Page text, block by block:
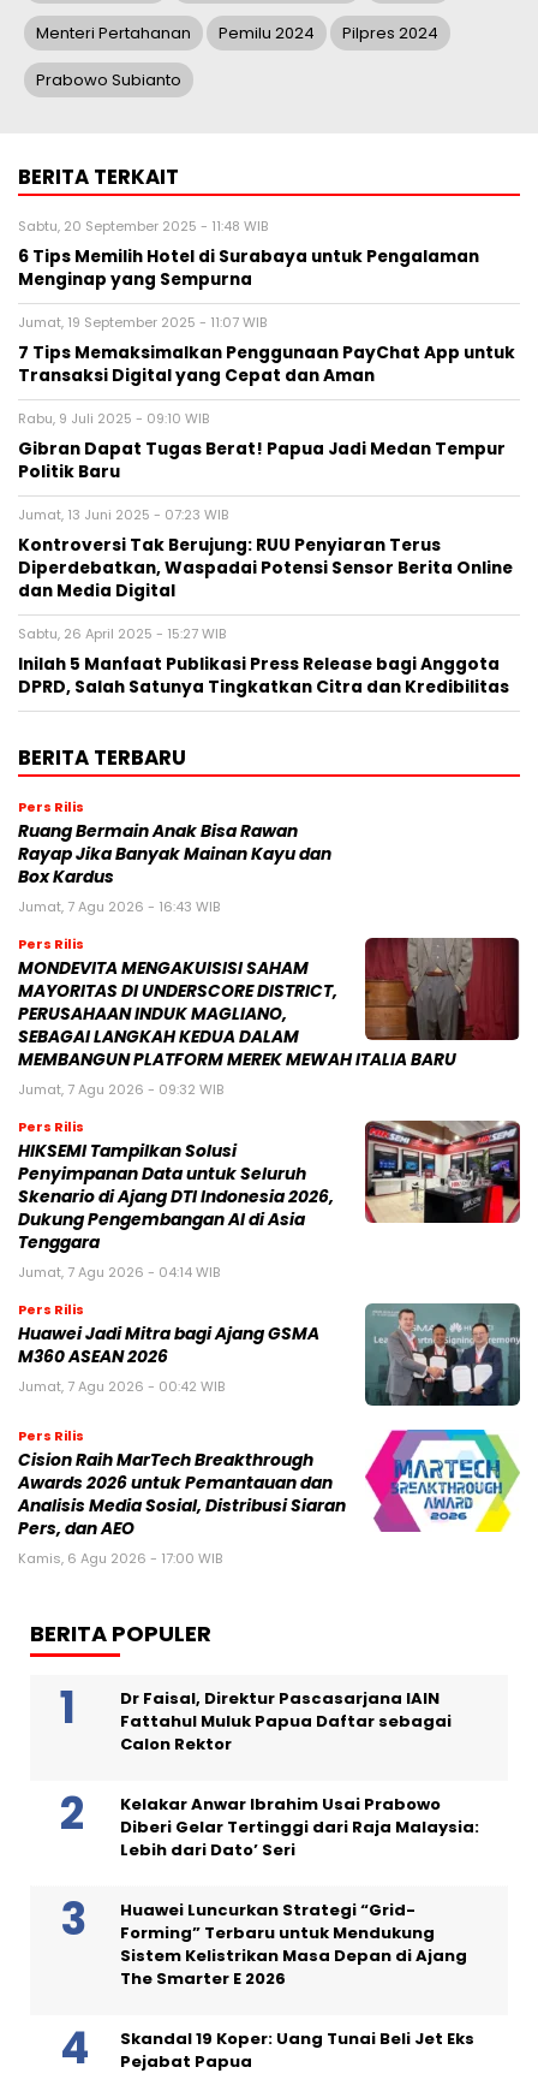
Menteri Pertahanan Pemilu 2024 Pilpres 2024
Prabowo Subianto
BERITA TERKAIT
Sabtu, 20 September 2025 - 11:48 WIB
6 Tips Memilih Hotel di Surabaya untuk Pengalaman
Menginap yang Sempurna
Jumat, 19 September 2025 - 11:07 WIB
7 Tips Memaksimalkan Penggunaan PayChat App untuk
Transaksi Digital yang Cepat dan Aman
Rabu, 9 Juli 2025 - 09:10 WIB
Gibran Dapat Tugas Berat! Papua Jadi Medan Tempur
Politik Baru
Jumat, 13 Juni 2025 - 07:23 WIB
Kontroversi Tak Berujung: RUU Penyiaran Terus
Diperdebatkan, Waspadai Potensi Sensor Berita Online
dan Media Digital
Sabtu, 26 April 2025 - 15:27 WIB
Inilah 5 Manfaat Publikasi Press Release bagi Anggota
DPRD, Salah Satunya Tingkatkan Citra dan Kredibilitas
BERITA TERBARU
Pers Rilis
Ruang Bermain Anak Bisa Rawan
Rayap Jika Banyak Mainan Kayu dan
Box Kardus
Jumat, 7 Agu 2026 - 16:43 WIB
Pers Rilis
MONDEVITA MENGAKUISISI SAHAM
MAYORITAS DI UNDERSCORE DISTRICT,
PERUSAHAAN INDUK MAGLIANO,
SEBAGAI LANGKAH KEDUA DALAM
MEMBANGUN PLATFORM MEREK MEWAH ITALIA BARU
Jumat, 7 Agu 2026 - 09:32 WIB
Pers Rilis
HIKSEMI Tampilkan Solusi
Penyimpanan Data untuk Seluruh
Skenario di Ajang DTI Indonesia 2026,
Dukung Pengembangan AI di Asia
Tenggara
Jumat, 7 Agu 2026 - 04:14 WIB
Pers Rilis
Huawei Jadi Mitra bagi Ajang GSMA
M360 ASEAN 2026
Jumat, 7 Agu 2026 - 00:42 WIB
Pers Rilis
Cision Raih MarTech Breakthrough
Awards 2026 untuk Pemantauan dan
Analisis Media Sosial, Distribusi Siaran
Pers, dan AEO
Kamis, 6 Agu 2026 - 17:00 WIB
BERITA POPULER
Dr Faisal, Direktur Pascasarjana IAIN
Fattahul Muluk Papua Daftar sebagai
Calon Rektor
Kelakar Anwar Ibrahim Usai Prabowo
Diberi Gelar Tertinggi dari Raja Malaysia:
Lebih dari Dato’ Seri
Huawei Luncurkan Strategi “Grid-
Forming” Terbaru untuk Mendukung
Sistem Kelistrikan Masa Depan di Ajang
The Smarter E 2026
Skandal 19 Koper: Uang Tunai Beli Jet Eks
Pejabat Papua